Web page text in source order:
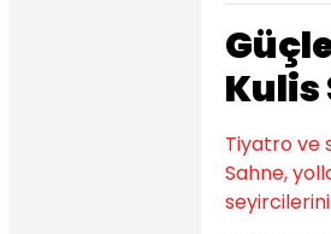
Kulis
Tiyatro ve
Sahne,